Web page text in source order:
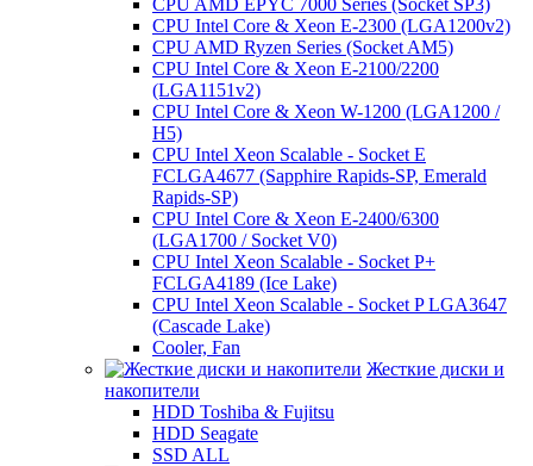
CPU AMD EPYC 7000 Series (Socket SP3)
CPU Intel Core & Xeon E-2300 (LGA1200v2)
CPU AMD Ryzen Series (Socket AM5)
CPU Intel Core & Xeon E-2100/2200
(LGA1151v2)
CPU Intel Core & Xeon W-1200 (LGA1200 /
H5)
CPU Intel Xeon Scalable - Socket E
FCLGA4677 (Sapphire Rapids-SP, Emerald
Rapids-SP)
CPU Intel Core & Xeon E-2400/6300
(LGA1700 / Socket V0)
CPU Intel Xeon Scalable - Socket P+
FCLGA4189 (Ice Lake)
CPU Intel Xeon Scalable - Socket P LGA3647
(Cascade Lake)
Cooler, Fan
Жесткие диски и
накопители
HDD Toshiba & Fujitsu
HDD Seagate
SSD ALL